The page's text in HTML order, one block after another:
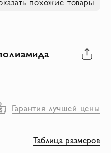
Гарантия лучшей цены
Таблица размеров